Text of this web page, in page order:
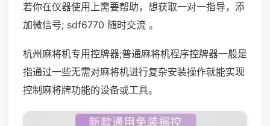
若你在仪器使用上需要帮助，想获取一对一指导，添
加微信号; sdf6770 随时交流 。
杭州麻将机专用控牌器;普通麻将机程序控牌器一般是
指通过一些无需对麻将机进行复杂安装操作就能实现
控制麻将牌功能的设备或工具。